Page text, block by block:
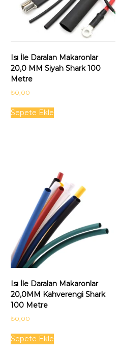
Isı İle Daralan Makaronlar
20,0 MM Siyah Shark 100
Metre
₺0,00
Sepete Ekle
Isı İle Daralan Makaronlar
20,0MM Kahverengi Shark
100 Metre
₺0,00
Sepete Ekle